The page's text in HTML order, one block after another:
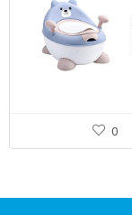
0